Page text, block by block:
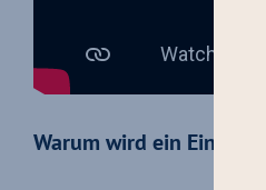
Warum wird ein